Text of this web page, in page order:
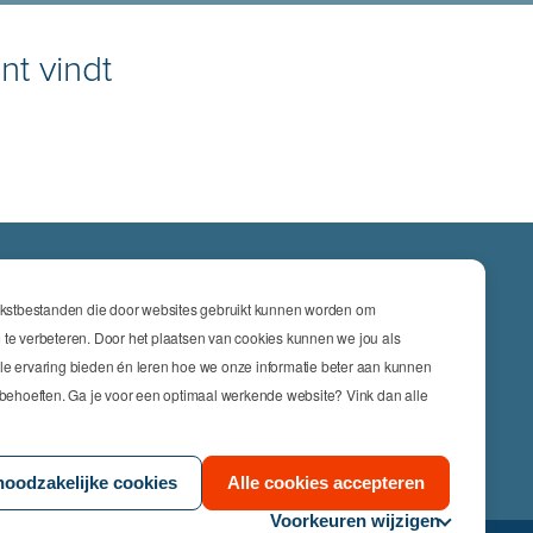
die door websites gebruikt kunnen worden om
verbeteren. Door het plaatsen van cookies kunnen we jou als
ervaring bieden én leren hoe we onze informatie beter aan kunnen
Ga je voor een optimaal werkende website? Vink dan alle
cookies
Alle cookies accepteren
Voorkeuren wijzigen
vindt
& Engineering